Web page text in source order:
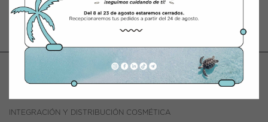
INTEGRACIÓN Y DISTRIBUCIÓN COSMÉTICA